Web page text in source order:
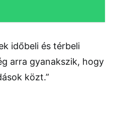
időbeli és térbeli
arra gyanakszik, hogy
közt.”